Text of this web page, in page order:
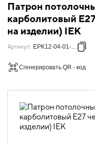
10. Светотехника
10.01 Источники
10.01.03
10.01.03.01
Патрон
карболитовый
на изделии) IEK
Артикул: EPK12-04-01-K01
Сгенерировать QR - код